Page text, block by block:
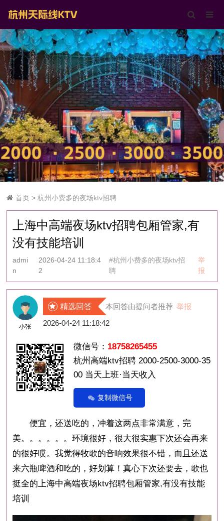
首页 >杭州小费多的夜场ktv招聘
上海中高端夜场ktv招聘包厢管家,有
没有技能培训
admi
n
2026-04-24 11:18:4
2
#杭州小费多的夜场ktv招
聘
举
报
小张
精选回答 本回答由提问者推荐 举报
2026-04-24 11:18:42
微信号： 18758265455
杭州高端ktv招聘 2000-2500-3000-35
00 当天上班·当天收入
复制微信号
便宜，还送吃的，冲着这两点非常满意，完
美。。。。。。环境很好，很大很实惠下次还会再来
的很好哎。我觉得牧歌的音响效果很不错，而且还送
来六瓶啤酒和吃的，好划算！真心下次还要去，歌也
挺全的上海中高端夜场ktv招聘包厢管家,有没有技能
培训